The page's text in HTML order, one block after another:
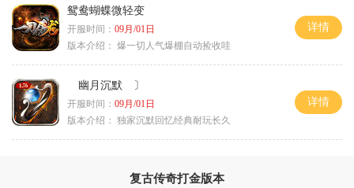
鸳鸯蝴蝶微轻变
开服时间： 09月/01日
版本介绍： 爆一切人气爆棚自动捡收哇
详情
幽月沉默 〕
开服时间： 09月/01日
版本介绍： 独家沉默回忆经典耐玩长久
详情
复古传奇打金版本